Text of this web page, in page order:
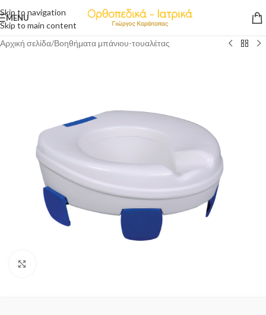
Skip to navigation
Skip to main content
MENU
Αρχική σελίδα/Βοηθήματα μπάνιου-τουαλέτας